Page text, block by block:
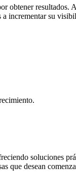
obtener resultados.
incrementar su
soluciones
que desean